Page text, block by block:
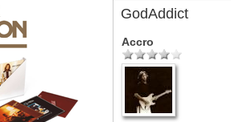
GodAddict
Accro